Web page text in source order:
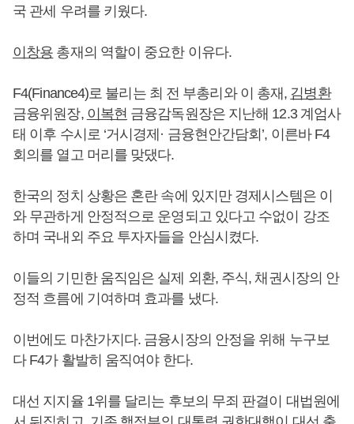
국 관세 우려를 키웠다.
이창용 총재의 역할이 중요한 이유다.
F4(Finance4)로 불리는 최 전 부총리와 이 총재, 김병환
금융위원장, 이복현 금융감독원장은 지난해 12.3 계엄사
태 이후 수시로 ‘거시경제· 금융현안간담회’, 이른바 F4
회의를 열고 머리를 맞댔다.
한국의 정치 상황은 혼란 속에 있지만 경제시스템은 이
와 무관하게 안정적으로 운영되고 있다고 수없이 강조
하며 국내외 주요 투자자들을 안심시켰다.
이들의 기민한 움직임은 실제 외환, 주식, 채권시장의 안
정적 흐름에 기여하며 효과를 냈다.
이번에도 마찬가지다. 금융시장의 안정을 위해 누구보
다 F4가 활발히 움직여야 한다.
대선 지지율 1위를 달리는 후보의 무죄 판결이 대법원에